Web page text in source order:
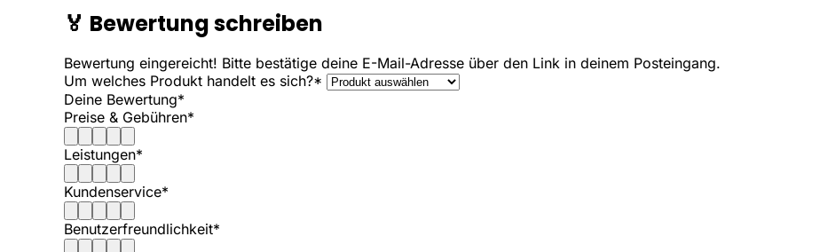
🏅 Bewertung schreiben
Bewertung eingereicht! Bitte bestätige deine E-Mail-Adresse über den Link in deinem Posteingang.
Um welches Produkt handelt es sich?*
Deine Bewertung*
Preise & Gebühren*
Leistungen*
Kundenservice*
Benutzerfreundlichkeit*